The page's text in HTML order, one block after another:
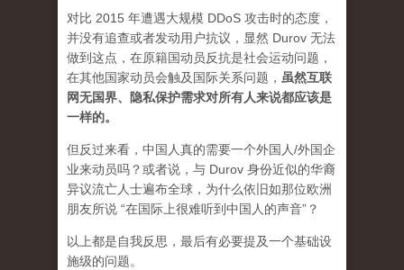
对比 2015 年遭遇大规模 DDoS 攻击时的态度，
并没有追查或者发动用户抗议，显然 Durov 无法
做到这点，在原籍国动员反抗是社会运动问题，
在其他国家动员会触及国际关系问题， 虽然互联
网无国界、隐私保护需求对所有人来说都应该是
一样的。
但反过来看，中国人真的需要一个外国人/外国企
业来动员吗？或者说，与 Durov 身份近似的华裔
异议流亡人士遍布全球，为什么依旧如那位欧洲
朋友所说 “在国际上很难听到中国人的声音”？
以上都是自我反思，最后有必要提及一个基础设
施级的问题。